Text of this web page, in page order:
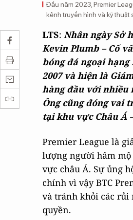
Đầu năm 2023, Premier
kênh truyền hình và kỹ thuật
LTS: Nhân ngày Sở
Kevin Plumb – Cố
bóng đá ngoại
2007 và hiện là
hàng đầu với nhiều
Ông cũng đóng vai
tại khu vực Châu Á
Premier League là
lượng người hâm
vực châu Á. Sự ủng
chính vì vậy BTC
và tránh khỏi các rủi
quyền.